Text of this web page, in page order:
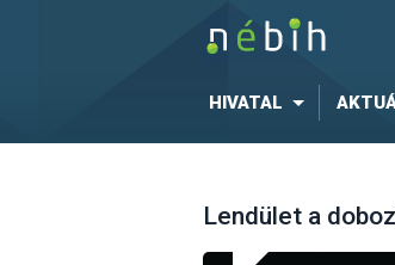
HIVATAL
Lendület a